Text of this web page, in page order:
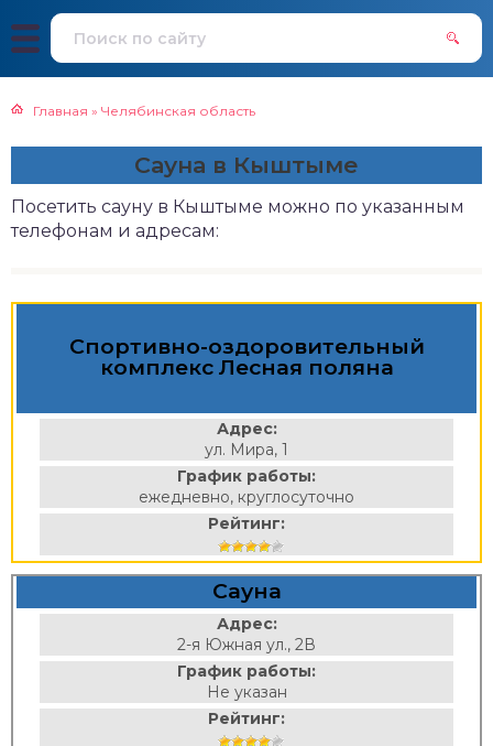
Главная » Челябинская область
Сауна в Кыштыме
Посетить сауну в Кыштыме можно по указанным
телефонам и адресам:
Спортивно-оздоровительный
комплекс Лесная поляна
Адрес:
ул. Мира, 1
График работы:
ежедневно, круглосуточно
Рейтинг:
Сауна
Адрес:
2-я Южная ул., 2В
График работы:
Не указан
Рейтинг: